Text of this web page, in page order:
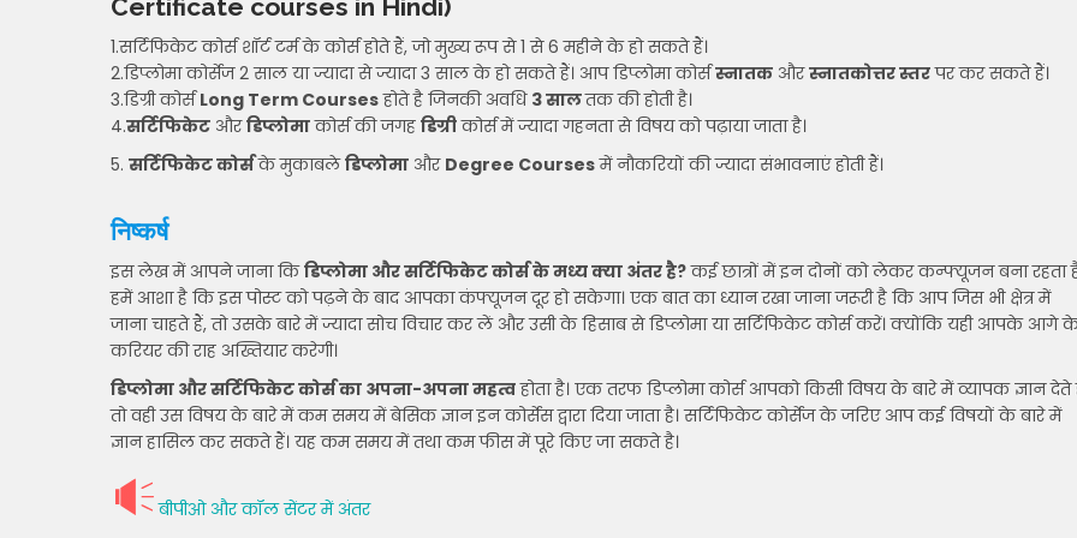
Certificate courses in Hindi)
1.सर्टिफिकेट कोर्स शॉर्ट टर्म के कोर्स होते हैं, जो मुख्य रूप से 1 से 6 महीने के हो सकते हैं।
2.डिप्लोमा कोर्सेज 2 साल या ज्यादा से ज्यादा 3 साल के हो सकते हैं। आप डिप्लोमा कोर्सस्नातक औरस्नातकोत्तर स्तरपर कर सकते हैं।
3.डिग्री कोर्सLong Term Coursesहोते है जिनकी अवधि 3 सालतक की होती है।
4.सर्टिफिकेट औरडिप्लोमाकोर्स की जगह डिग्रीकोर्स में ज्यादा गहनता से विषय को पढ़ाया जाता है।
5. सर्टिफिकेट कोर्सके मुकाबलेडिप्लोमा और Degree Coursesमें नौकरियों की ज्यादा संभावनाएं होती हैं।
निष्कर्ष
इस लेख में आपने जाना किडिप्लोमा और सर्टिफिकेट कोर्स के मध्य क्या अंतर है?कई छात्रों में इन दोनों को लेकर कन्फ्यूजन बना रहता
हमें आशा है कि इस पोस्ट को पढ़ने के बाद आपका कंफ्यूजन दूर हो सकेगा। एक बात का ध्यान रखा जाना जरूरी है कि आप जिस भी क्षेत्र में
जाना चाहते हैं, तो उसके बारे में ज्यादा सोच विचार कर लें और उसी के हिसाब से डिप्लोमा या सर्टिफिकेट कोर्स करें। क्योंकि यही आपके आगे
करियर की राह अख्तियार करेगी।
डिप्लोमा और सर्टिफिकेट कोर्स का अपना-अपना महत्वहोता है। एक तरफ डिप्लोमा कोर्स आपको किसी विषय के बारे में व्यापक ज्ञान देते
तो वही उस विषय के बारे में कम समय में बेसिक ज्ञान इन कोर्सेस द्वारा दिया जाता है। सर्टिफिकेट कोर्सेज के जरिए आप कई विषयों के बारे में
ज्ञान हासिल कर सकते हैं। यह कम समय में तथा कम फीस में पूरे किए जा सकते है।
बीपीओ और कॉल सेंटर में अंतर